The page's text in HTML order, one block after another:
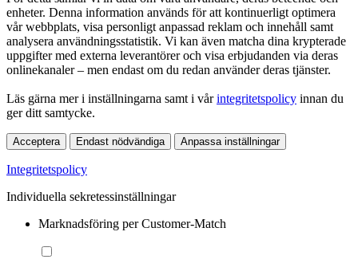
enheter. Denna information används för att kontinuerligt optimera
vår webbplats, visa personligt anpassad reklam och innehåll samt
analysera användningsstatistik. Vi kan även matcha dina krypterade
uppgifter med externa leverantörer och visa erbjudanden via deras
onlinekanaler – men endast om du redan använder deras tjänster.
Läs gärna mer i inställningarna samt i vårintegritetspolicy innan du
ger ditt samtycke.
Acceptera Endast nödvändiga Anpassa inställningar
Integritetspolicy
Individuella sekretessinställningar
Marknadsföring per Customer-Match